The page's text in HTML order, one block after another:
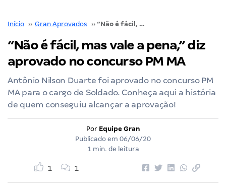
Início ›› Gran Aprovados ›› “Não é fácil, mas vale a pena,” diz aprovado no concurso PM MA
“Não é fácil, mas vale a pena,” diz
aprovado no concurso PM MA
Antônio Nilson Duarte foi aprovado no concurso PM
MA para o cargo de Soldado. Conheça aqui a história
de quem conseguiu alcançar a aprovação!
Por Equipe Gran
Publicado em 06/06/20
1 min. de leitura
1 1